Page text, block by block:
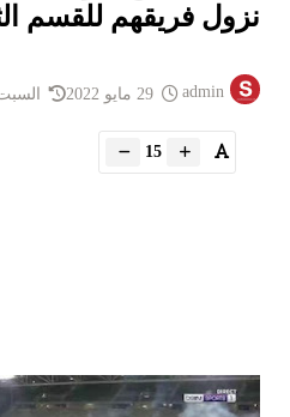
نزول فريقهم للقسم
admin السبت 21 يناير
15